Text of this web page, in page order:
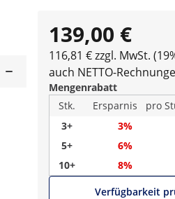
139,00 €
116,81 € zzgl. MwSt.
auch NETTO-
Mengenrabatt
Stk.
Ersparnis
pro
3+
3%
5+
6%
10+
8%
Verfügbarkeit